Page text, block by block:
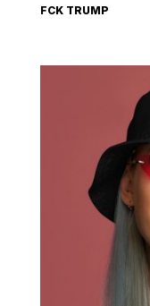
bavlna)
FCK TRUMP